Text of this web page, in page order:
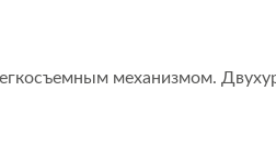
механизмом.